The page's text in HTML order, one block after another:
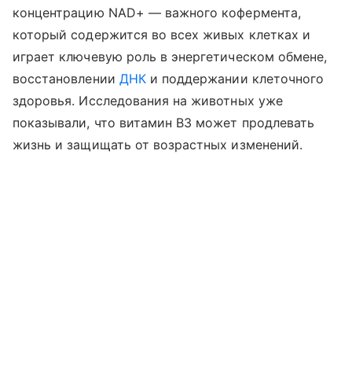
концентрацию NAD+ — важного кофермента,
который содержится во всех живых клетках и
играет ключевую роль в энергетическом обмене,
восстановлении ДНКи поддержании клеточного
здоровья. Исследования на животных уже
показывали, что витамин B3 может продлевать
жизнь и защищать от возрастных изменений.